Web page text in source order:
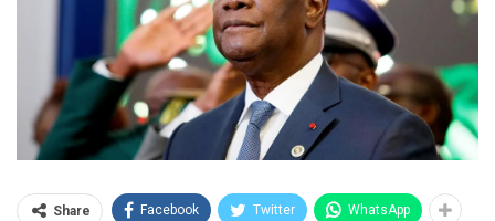
Share Facebook Twitter WhatsApp